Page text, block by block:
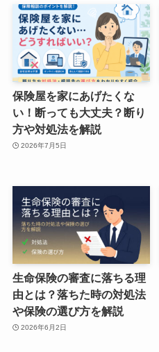
保険屋を家にあげたくな
い！断っても大丈夫？断り
方や対処法を解説
2026年7月5日
生命保険の審査に落ちる理
由とは？落ちた時の対処法
や保険の選び方を解説
2026年6月2日